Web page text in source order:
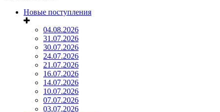
Новые поступления
04.08.2026
31.07.2026
30.07.2026
24.07.2026
21.07.2026
16.07.2026
14.07.2026
10.07.2026
07.07.2026
03.07.2026